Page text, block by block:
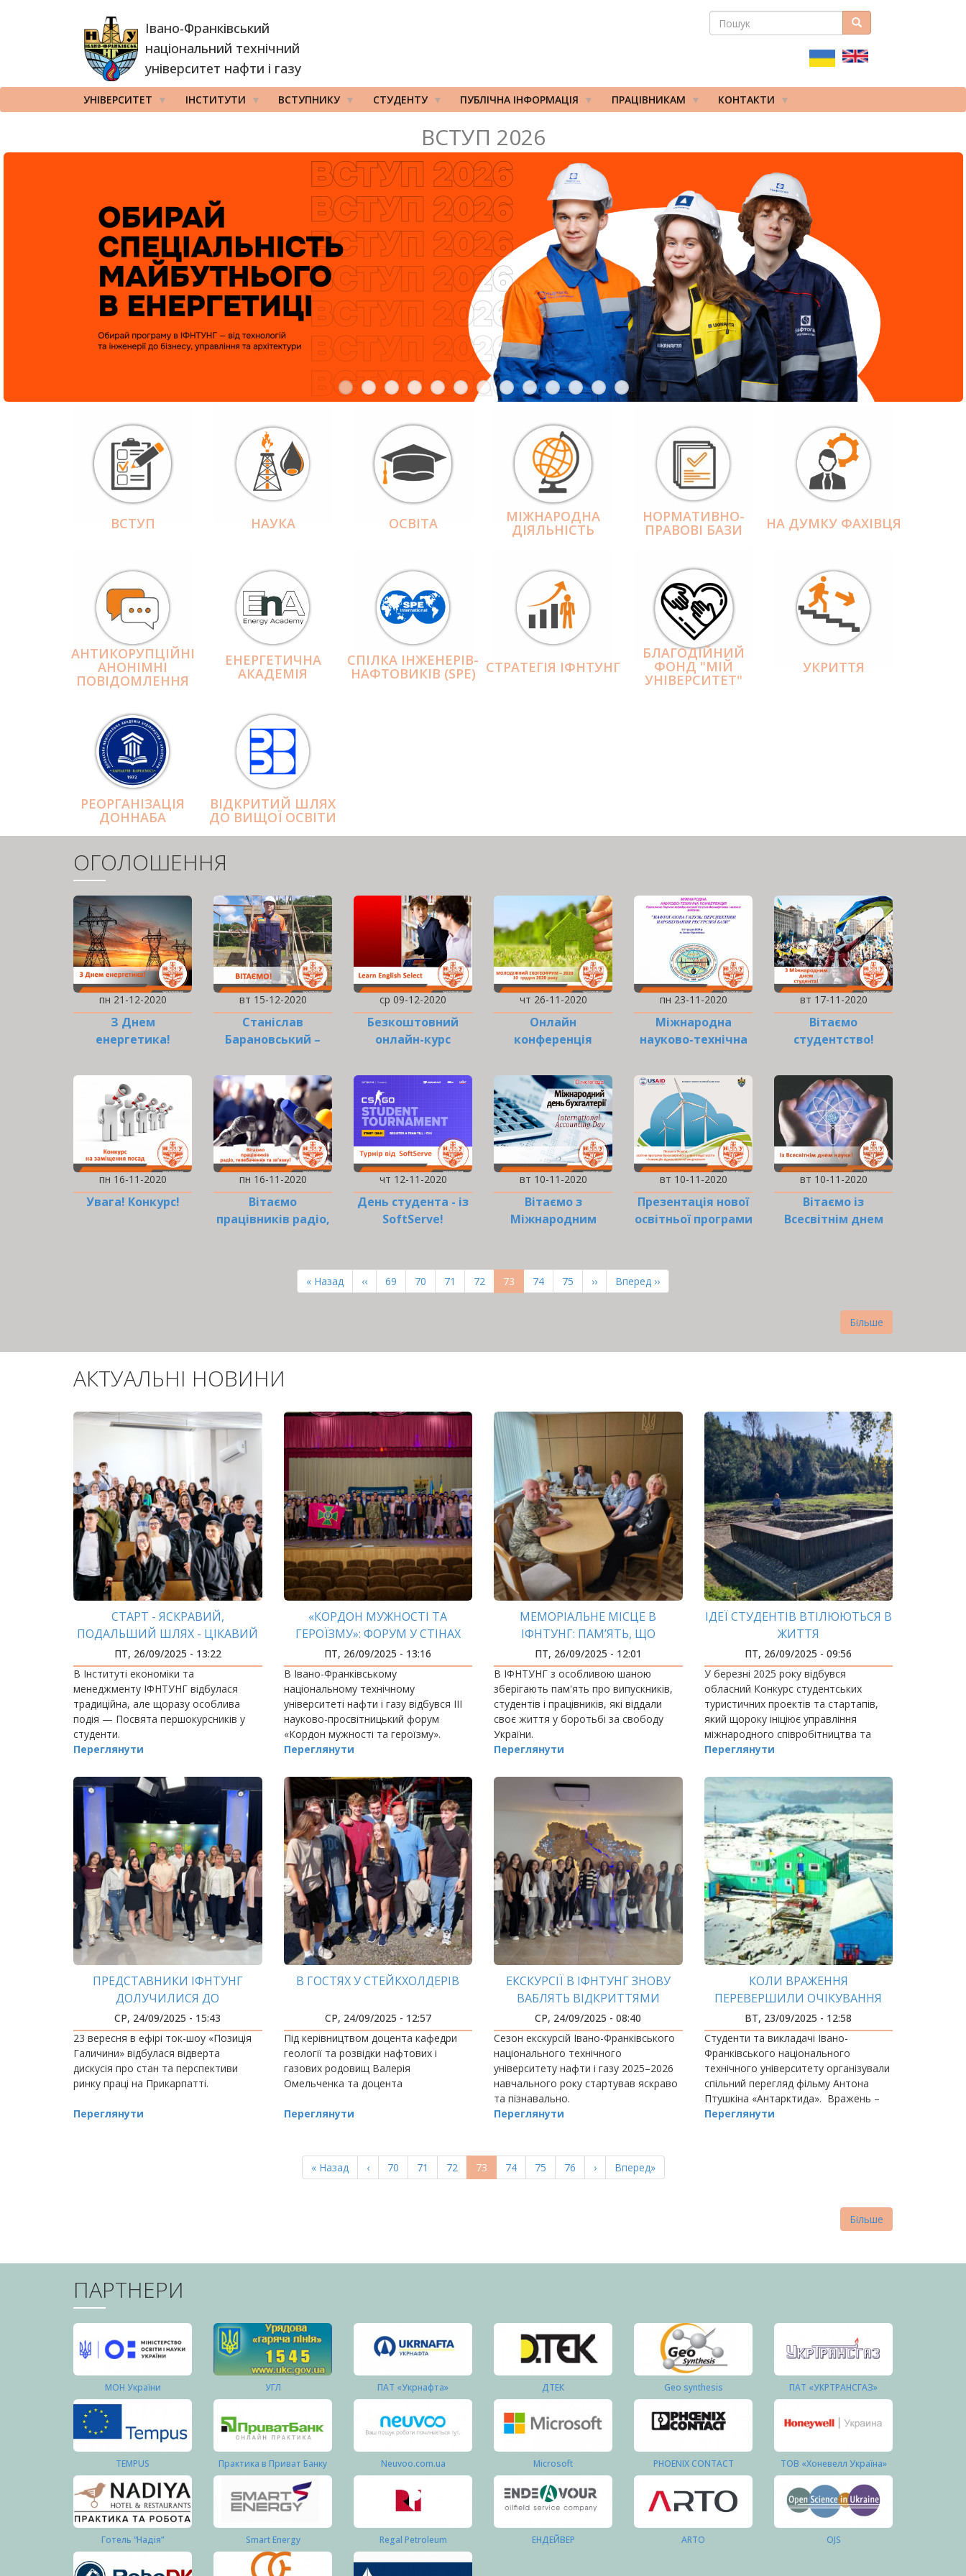
Івано-Франківський
національний технічний
університет нафти і газу
ПОШУКОВА
ПОШУК Пошук
УНІВЕРСИТЕТ ІНСТИТУТИ ВСТУПНИКУ СТУДЕНТУ ПУБЛІЧНА ІНФОРМАЦІЯ ПРАЦІВНИКАМ КОНТАКТИ
ВСТУП НАУКА ОСВІТА МІЖНАРОДНА
ДІЯЛЬНІCТЬ
НОРМАТИВНО-
ПРАВОВІ БАЗИ НА ДУМКУ ФАХІВЦЯ
АНТИКОРУПЦІЙНІ
АНОНІМНІ
ПОВІДОМЛЕННЯ
ЕНЕРГЕТИЧНА
АКАДЕМІЯ
СПІЛКА ІНЖЕНЕРІВ-
НАФТОВИКІВ (SPE) СТРАТЕГІЯ ІФНТУНГ
БЛАГОДІЙНИЙ
ФОНД "МІЙ
УНІВЕРСИТЕТ"
УКРИТТЯ
РЕОРГАНІЗАЦІЯ
ДОННАБА
ВІДКРИТИЙ ШЛЯХ
ДО ВИЩОЇ ОСВІТИ
ОГОЛОШЕННЯ
пн 21-12-2020
З Днем
енергетика!
вт 15-12-2020
Станіслав
Барановський –
Кабінету Міністрів
України!
ср 09-12-2020
Безкоштовний
онлайн-курс
чт 26-11-2020
Онлайн
конференція
екогеофорум –
2020»
пн 23-11-2020
Міжнародна
науково-технічна
«Нафтогазова
галузь:
перспективи
нарощування
ресурсної…
вт 17-11-2020
Вітаємо
студентство!
пн 16-11-2020
Увага! Конкурс!
пн 16-11-2020
Вітаємо
працівників радіо,
чт 12-11-2020
День студента - із
SoftServe!
вт 10-11-2020
Вітаємо з
Міжнародним
вт 10-11-2020
Презентація нової
освітньої програми
енергетики»
вт 10-11-2020
Вітаємо із
Всесвітнім днем
Перша
сторінка
« Назад
Попередня
сторінка
‹‹ Page
69 Page
70 Page
71 Page
72
Поточна
сторінка
73 Page
74 Page
75
Наступна
сторінка
››
Остання
сторінка
Вперед ››
Більше
АКТУАЛЬНІ НОВИНИ
СТАРТ - ЯСКРАВИЙ,
ПОДАЛЬШИЙ ШЛЯХ - ЦІКАВИЙ
ПТ, 26/09/2025 - 13:22
В Інституті економіки та
менеджменту ІФНТУНГ відбулася
традиційна, але щоразу особлива
подія — Посвята першокурсників у
студенти.
Переглянути
«КОРДОН МУЖНОСТІ ТА
ГЕРОЇЗМУ»: ФОРУМ У СТІНАХ
ІФНТУНГ
ПТ, 26/09/2025 - 13:16
В Івано-Франківському
національному технічному
університеті нафти і газу відбувся ІІІ
науково-просвітницький форум
«Кордон мужності та героїзму».
Переглянути
МЕМОРІАЛЬНЕ МІСЦЕ В
ІФНТУНГ: ПАМ’ЯТЬ, ЩО
ОБ’ЄДНУЄ ПОКОЛІННЯ
ПТ, 26/09/2025 - 12:01
В ІФНТУНГ з особливою шаною
зберігають пам'ять про випускників,
студентів і працівників, які віддали
своє життя у боротьбі за свободу
України.
Переглянути
ІДЕЇ СТУДЕНТІВ ВТІЛЮЮТЬСЯ В
ЖИТТЯ
ПТ, 26/09/2025 - 09:56
У березні 2025 року відбувся
обласний Конкурс студентських
туристичних проектів та стартапів,
який щороку ініціює управління
міжнародного співробітництва та
євроінтеграції громад Івано-
Переглянути
ПРЕДСТАВНИКИ ІФНТУНГ
ДОЛУЧИЛИСЯ ДО
ОБГОВОРЕННЯ ПРОБЛЕМ РИНКУ
ПРАЦІ
СР, 24/09/2025 - 15:43
23 вересня в ефірі ток-шоу «Позиція
Галичини» відбулася відверта
дискусія про стан та перспективи
ринку праці на Прикарпатті.
Переглянути
В ГОСТЯХ У СТЕЙКХОЛДЕРІВ
СР, 24/09/2025 - 12:57
Під керівництвом доцента кафедри
геології та розвідки нафтових і
газових родовищ Валерія
Омельченка та доцента
Переглянути
ЕКСКУРСІЇ В ІФНТУНГ ЗНОВУ
ВАБЛЯТЬ ВІДКРИТТЯМИ
СР, 24/09/2025 - 08:40
Сезон екскурсій Івано-Франківського
національного технічного
університету нафти і газу 2025–2026
навчального року стартував яскраво
та пізнавально.
Переглянути
КОЛИ ВРАЖЕННЯ
ПЕРЕВЕРШИЛИ ОЧІКУВАННЯ
ВТ, 23/09/2025 - 12:58
Студенти та викладачі Івано-
Франківського національного
технічного університету організували
спільний перегляд фільму Антона
Птушкіна «Антарктида». Вражень –
море! Глядачі кажуть: «Тепер
Переглянути
Перша
сторінка
« Назад
Попередня
сторінка
‹ Page
70 Page
71 Page
72
Поточна
сторінка
73 Page
74 Page
75 Page
76
Наступна
сторінка
›
Остання
сторінка
Вперед»
Більше
ПАРТНЕРИ
МОН України УГЛ ПАТ «Укрнафта» ДТЕК Geo synthesis ПАТ «УКРТРАНСГАЗ»
TEMPUS Практика в Приват Банку Neuvoo.com.ua Microsoft PHOENIX CONTACT ТОВ «Хоневелл Україна»
Готель “Надія” Smart Energy Regal Petroleum ЕНДЕЙВЕР ARTO OJS